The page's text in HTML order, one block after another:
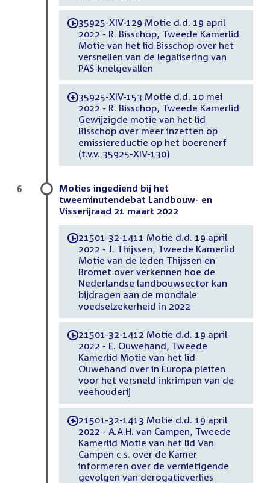
-35925-XIV-129 Motie d.d. 19 april
2022 - R. Bisschop, Tweede Kamerlid
Motie van het lid Bisschop over het
versnellen van de legalisering van
PAS-knelgevallen
-35925-XIV-153 Motie d.d. 10 mei
2022 - R. Bisschop, Tweede Kamerlid
Gewijzigde motie van het lid
Bisschop over meer inzetten op
emissiereductie op het boerenerf
(t.v.v. 35925-XIV-130)
Moties ingediend bij het
tweeminutendebat Landbouw- en
Visserijraad 21 maart 2022
-21501-32-1411 Motie d.d. 19 april
2022 - J. Thijssen, Tweede Kamerlid
Motie van de leden Thijssen en
Bromet over verkennen hoe de
Nederlandse landbouwsector kan
bijdragen aan de mondiale
voedselzekerheid in 2022
-21501-32-1412 Motie d.d. 19 april
2022 - E. Ouwehand, Tweede
Kamerlid Motie van het lid
Ouwehand over in Europa pleiten
voor het versneld inkrimpen van de
veehouderij
-21501-32-1413 Motie d.d. 19 april
2022 - A.A.H. van Campen, Tweede
Kamerlid Motie van het lid Van
Campen c.s. over de Kamer
informeren over de vernietigende
gevolgen van derogatieverlies
6